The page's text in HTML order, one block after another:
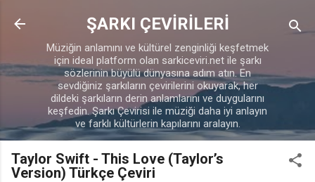
Ana içeriğe atla
ŞARKI ÇEVİRİLERİ
Müziğin anlamını ve kültürel zenginliği keşfetmek
için ideal platform olan sarkiceviri.net ile şarkı
sözlerinin büyülü dünyasına adım atın. En
sevdiğiniz şarkıların çevirilerini okuyarak, her
dildeki şarkıların derin anlamlarını ve duygularını
keşfedin. Şarkı Çevirisi ile müziği daha iyi anlayın
ve farklı kültürlerin kapılarını aralayın.
Taylor Swift - This Love (Taylor’s
Version) Türkçe Çeviri